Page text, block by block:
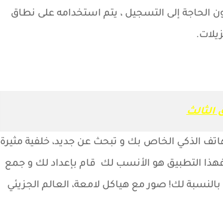
إلى التسجيل ، يتم استخدامه على نطاق
الثالث
الذكي الخاص بك و تبحث عن جديد، خلفية مثيرة
فهذا التطبيق هو الأنسب لك قام بإعداد لك و جمع
لك! صور مع هياكل لامعة، العالم الجزيئي